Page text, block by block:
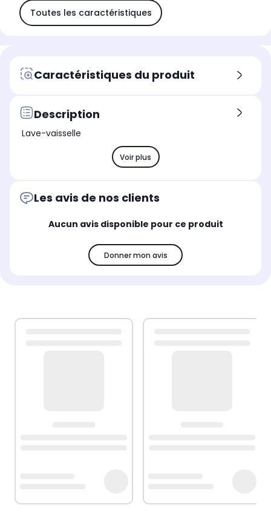
Toutes les caractéristiques
Caractéristiques du produit
Description
Lave-vaisselle
Voir plus
Les avis de nos clients
Aucun avis disponible pour ce produit
Donner mon avis